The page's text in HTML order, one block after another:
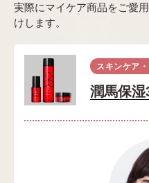
実際にマイケア商品をご愛
けします。
スキンケア
潤馬保湿